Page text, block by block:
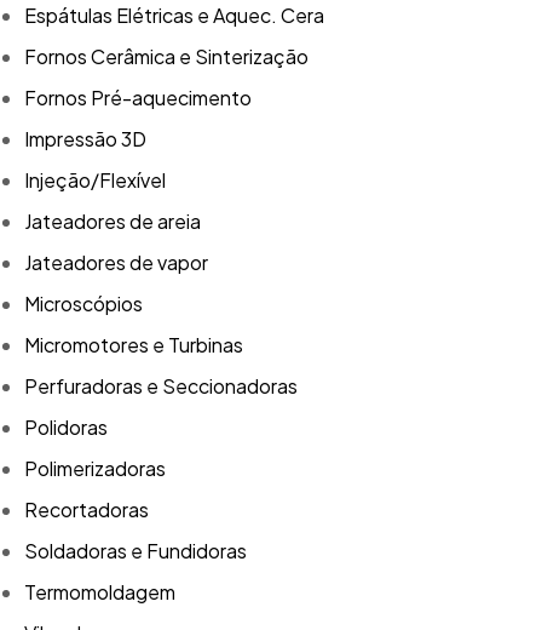
Espátulas Elétricas e Aquec. Cera
Fornos Cerâmica e Sinterização
Fornos Pré-aquecimento
Impressão 3D
Injeção/Flexível
Jateadores de areia
Jateadores de vapor
Microscópios
Micromotores e Turbinas
Perfuradoras e Seccionadoras
Polidoras
Polimerizadoras
Recortadoras
Soldadoras e Fundidoras
Termomoldagem